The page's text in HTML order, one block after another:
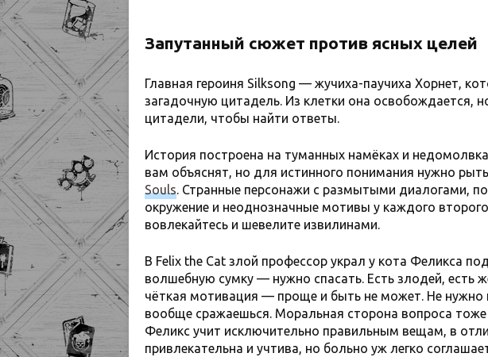
Запутанный сюжет против ясных целей
Главная героиня Silksong — жучиха-паучиха Хорнет,
загадочную цитадель. Из клетки она освобождается,
цитадели, чтобы найти ответы.
История построена на туманных намёках и
вам объяснят, но для истинного понимания нужно
Souls. Странные персонажи с размытыми диалогами,
окружение и неоднозначные мотивы у каждого
вовлекайтесь и шевелите извилинами.
В Felix the Cat злой профессор украл у кота Феликса
волшебную сумку — нужно спасать. Есть злодей, есть
чёткая мотивация — проще и быть не может. Не нужно
вообще сражаешься. Моральная сторона вопроса
Феликс учит исключительно правильным вещам, в
привлекательна и учтива, но больно уж легко